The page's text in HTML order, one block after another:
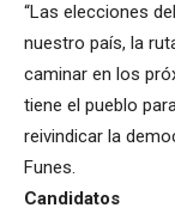
“Las elecciones
nuestro país, la
caminar en los
tiene el pueblo
reivindicar la
Funes.
Candidatos